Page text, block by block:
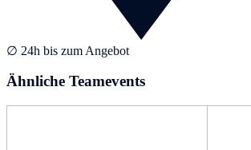
∅ 24h bis zum Angebot
Ähnliche Teamevents